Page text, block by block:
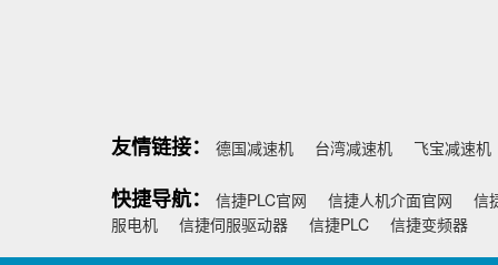
友情链接： 德国减速机 台湾减速机 飞宝减速机
快捷导航： 信捷PLC官网 信捷人机介面官网
信
服电机
信捷伺服驱动器 信捷PLC 信捷变频器